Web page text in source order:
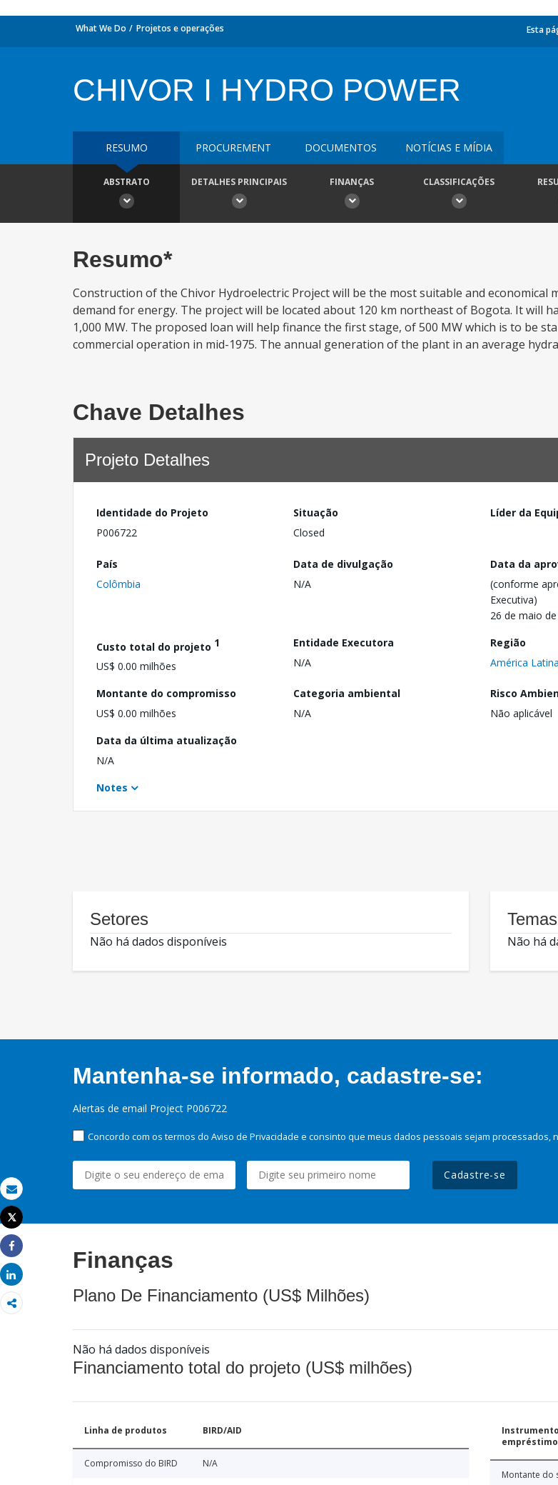
Email
Imprimir
Tweet
Share
Share
What We Do Projetos e operações Esta
CHIVOR I HYDRO POWER
RESUMO PROCUREMENT DOCUMENTOS NOTÍCIAS E MÍDIA
ABSTRATO DETALHES PRINCIPAIS FINANÇAS CLASSIFICAÇÕES
Resumo*
Construction of the Chivor Hydroelectric Project will be the most suitable and economical
demand for energy. The project will be located about 120 km northeast of Bogota. It will
1,000 MW. The proposed loan will help finance the first stage, of 500 MW which is to be
commercial operation in mid-1975. The annual generation of the plant in an average
Chave Detalhes
Projeto Detalhes
Identidade do Projeto
P006722
Situação
Closed
Líder da
País
Colômbia
Data de divulgação
N/A
Data da
(conforme
Executiva)
26 de maio
Custo total do projeto 1
US$ 0.00 milhões
Entidade Executora
N/A
Região
América
Montante do compromisso
US$ 0.00 milhões
Categoria ambiental
N/A
Risco
Não aplicável
Data da última atualização
N/A
Notes
Setores
Não há dados disponíveis
Temas
Não há
Mantenha-se informado, cadastre-se:
Alertas de email Project P006722
Concordo com os termos do Aviso de Privacidade e consinto que meus dados pessoais sejam
Cadastre-se
Finanças
Plano De Financiamento (US$ Milhões)
Não há dados disponíveis
Financiamento total do projeto (US$ milhões)
Linha de produtos BIRD/AID
Compromisso do BIRD N/A
empréstimo
Montante do